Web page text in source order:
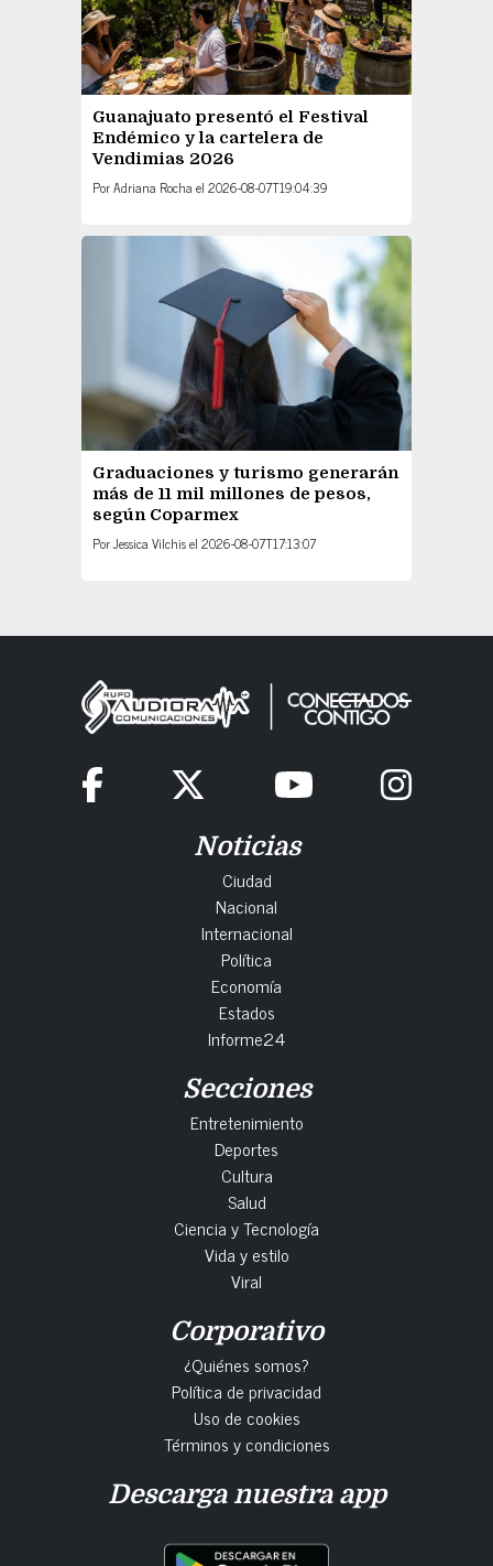
Guanajuato presentó el Festival
Endémico y la cartelera de
Vendimias 2026
PorAdriana Rocha el 2026-08-07T19:04:39
Graduaciones y turismo generarán
más de 11 mil millones de pesos,
según Coparmex
PorJessica Vilchisel 2026-08-07T17:13:07
Noticias
Ciudad
Nacional
Internacional
Política
Economía
Estados
Informe24
Secciones
Entretenimiento
Deportes
Cultura
Salud
Ciencia y Tecnología
Vida y estilo
Viral
Corporativo
¿Quiénes somos?
Política de privacidad
Uso de cookies
Términos y condiciones
Descarga nuestra app